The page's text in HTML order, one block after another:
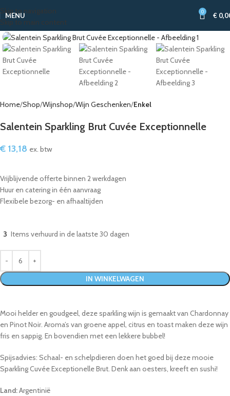
Skip to navigation
Skip to main content
MENU 0 €
Home Shop Wijnshop Wijn Geschenken Enkel
Salentein Sparkling Brut Cuvée Exceptionnelle
€ 13,18 ex. btw
Vrijblijvende offerte binnen 2 werkdagen
Huur en catering in één aanvraag
Flexibele bezorg- en afhaaltijden
3 Items verhuurd in de laatste 30 dagen
IN WINKELWAGEN
Mooi helder en goudgeel, deze sparkling wijn is gemaakt van Chardonnay
en Pinot Noir. Aroma’s van groene appel, citrus en toast maken deze wijn
fris en sappig. En bovendien met een lekkere bubbel!
Spijsadvies: Schaal- en schelpdieren doen het goed bij deze mooie
Sparkling Cuvée Exceptionelle Brut. Denk aan oesters, kreeft en sushi!
Land:Argentinië